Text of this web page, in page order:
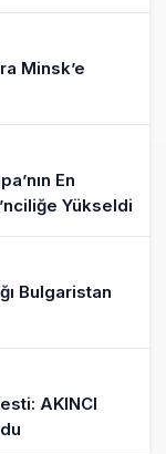
Minsk’e
En
Yükseldi
Bulgaristan
AKINCI